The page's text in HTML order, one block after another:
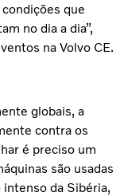
que
no dia a dia”,
na Volvo CE.
globais, a
contra os
é preciso um
são usadas
da Sibéria,